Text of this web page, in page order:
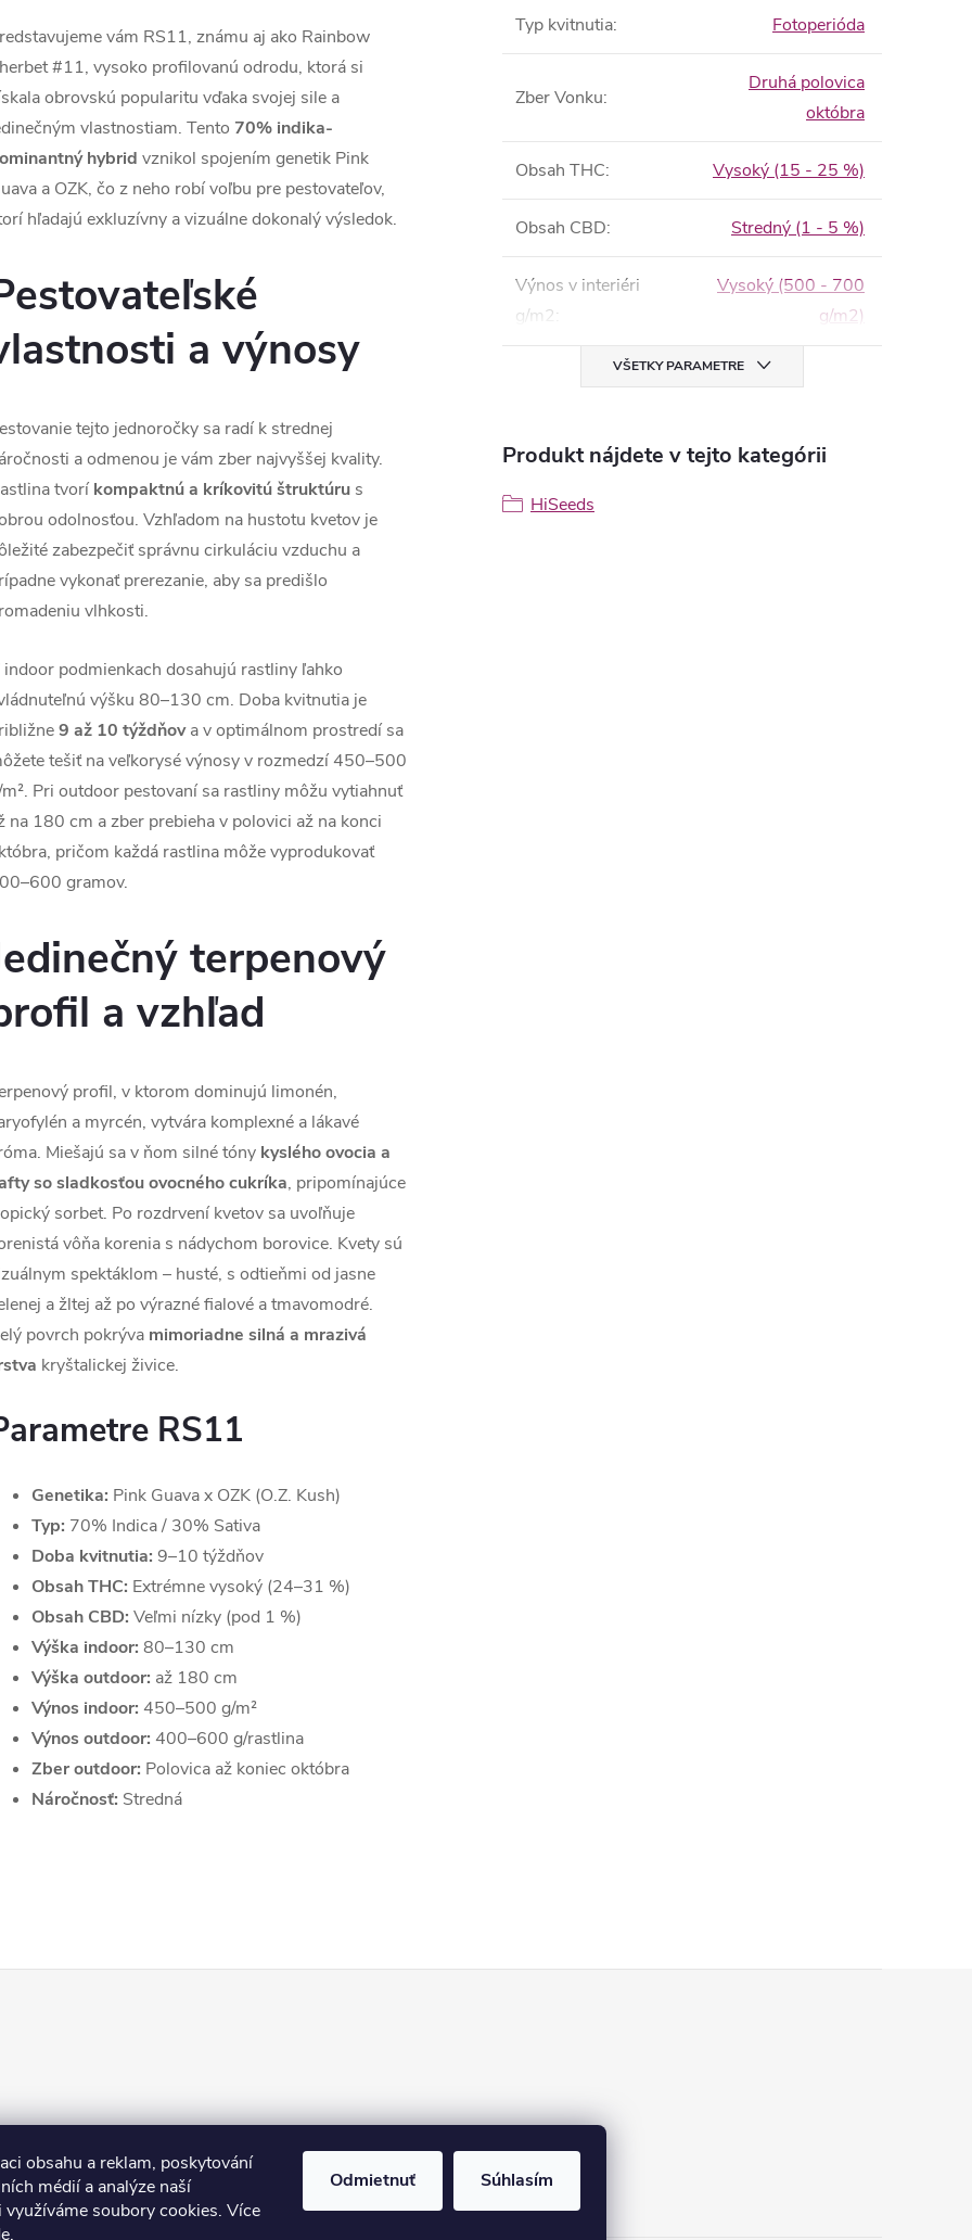
obsahu a reklam, poskytování
médií a analýze naší
využíváme soubory cookies. Více
.
Odmietnuť Súhlasím
vám RS11, známu aj ako Rainbow
#11, vysoko profilovanú odrodu, ktorá si
obrovskú popularitu vďaka svojej sile a
vlastnostiam. Tento 70% indika-
hybrid vznikol spojením genetik Pink
a OZK, čo z neho robí voľbu pre pestovateľov,
hľadajú exkluzívny a vizuálne dokonalý výsledok.
a výnosy
tejto jednoročky sa radí k strednej
a odmenou je vám zber najvyššej kvality.
tvorí kompaktnú a kríkovitú štruktúru s
odolnosťou. Vzhľadom na hustotu kvetov je
zabezpečiť správnu cirkuláciu vzduchu a
vykonať prerezanie, aby sa predišlo
vlhkosti.
indoor podmienkach dosahujú rastliny ľahko
výšku 80–130 cm. Doba kvitnutia je
9 až 10 týždňova v optimálnom prostredí sa
tešiť na veľkorysé výnosy v rozmedzí 450–500
Pri outdoor pestovaní sa rastliny môžu vytiahnuť
na 180 cm a zber prebieha v polovici až na konci
pričom každá rastlina môže vyprodukovať
gramov.
terpenový
a vzhľad
profil, v ktorom dominujú limonén,
a myrcén, vytvára komplexné a lákavé
Miešajú sa v ňom silné tóny kyslého ovocia a
so sladkosťou ovocného cukríka, pripomínajúce
sorbet. Po rozdrvení kvetov sa uvoľňuje
vôňa korenia s nádychom borovice. Kvety sú
spektáklom – husté, s odtieňmi od jasne
a žltej až po výrazné fialové a tmavomodré.
povrch pokrýva mimoriadne silná a mrazivá
kryštalickej živice.
RS11
Genetika: Pink Guava x OZK (O.Z. Kush)
Typ: 70% Indica / 30% Sativa
Doba kvitnutia: 9–10 týždňov
Obsah THC: Extrémne vysoký (24–31 %)
Obsah CBD: Veľmi nízky (pod 1 %)
Výška indoor: 80–130 cm
Výška outdoor: až 180 cm
Výnos indoor: 450–500 g/m²
Výnos outdoor: 400–600 g/rastlina
Zber outdoor: Polovica až koniec októbra
Náročnosť: Stredná
Typ kvitnutia: Fotoperióda
Zber Vonku:
Druhá polovica
októbra
Obsah THC: Vysoký (15 - 25 %)
Obsah CBD: Stredný (1 - 5 %)
Výnos v interiéri
g/m2:
Vysoký (500 - 700
g/m2)
VŠETKY PARAMETRE
Produkt nájdete v tejto kategórii
HiSeeds